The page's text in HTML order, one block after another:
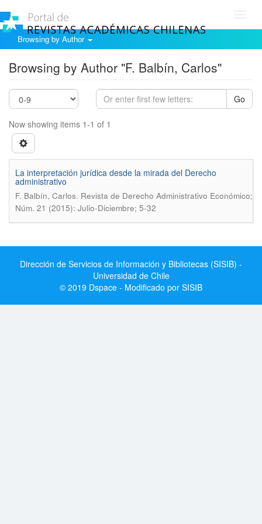
Browsing by Author
Browsing by Author "F. Balbín, Carlos"
Go
Now showing items 1-1 of 1
La interpretación jurídica desde la mirada del Derecho
administrativo
F. Balbín, Carlos. Revista de Derecho Administrativo Económico;
Núm. 21 (2015): Julio-Diciembre; 5-32
Dirección de Servicios de Información y Bibliotecas (SISIB) -
Universidad de Chile
© 2019 Dspace - Modificado por SISIB